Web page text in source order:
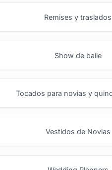
Remises y traslados
Show de baile
Tocados para novias y
Vestidos de Novias